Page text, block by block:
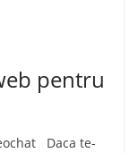
pentru
Daca te-